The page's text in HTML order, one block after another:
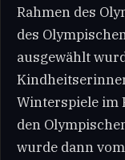
Rahmen des
des
ausgewählt
Winterspiele im
den
wurde dann